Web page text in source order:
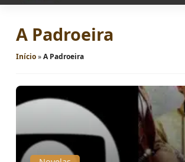
A Padroeira
Início»A Padroeira